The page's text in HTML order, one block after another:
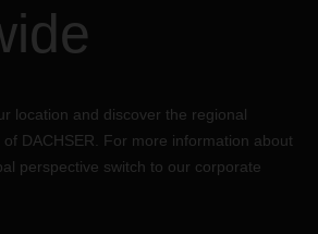
location and discover the regional
DACHSER. For more information about
perspective switch to our corporate